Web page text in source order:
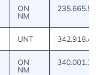
ON
NM
235.665.566
UNT 342.918.449
ON
NM
340.001.799